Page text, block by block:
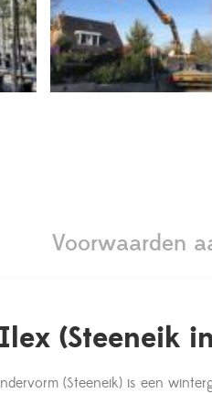
Voorwaarden
(Steeneik
(Steeneik) is een